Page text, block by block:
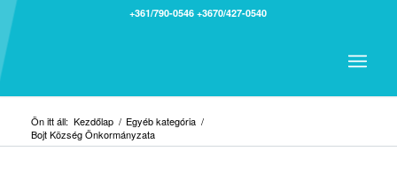
+361/790-0546 +3670/427-0540
Ön itt áll: Kezdőlap / Egyéb kategória /
Bojt Község Önkormányzata